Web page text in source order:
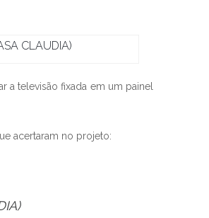
CLAUDIA)
a televisão fixada em um painel
acertaram no projeto: